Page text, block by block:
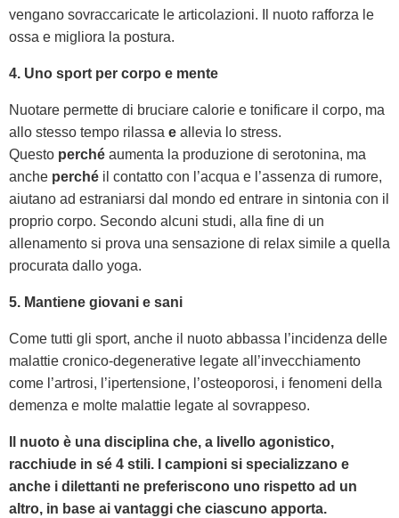
vengano sovraccaricate le articolazioni. Il nuoto rafforza le
ossa e migliora la postura.
4. Uno sport per corpo e mente
Nuotare permette di bruciare calorie e tonificare il corpo, ma
allo stesso tempo rilassa e allevia lo stress.
Questo perché aumenta la produzione di serotonina, ma
anche perché il contatto con l’acqua e l’assenza di rumore,
aiutano ad estraniarsi dal mondo ed entrare in sintonia con il
proprio corpo. Secondo alcuni studi, alla fine di un
allenamento si prova una sensazione di relax simile a quella
procurata dallo yoga.
5. Mantiene giovani e sani
Come tutti gli sport, anche il nuoto abbassa l’incidenza delle
malattie cronico-degenerative legate all’invecchiamento
come l’artrosi, l’ipertensione, l’osteoporosi, i fenomeni della
demenza e molte malattie legate al sovrappeso.
Il nuoto è una disciplina che, a livello agonistico,
racchiude in sé 4 stili. I campioni si specializzano e
anche i dilettanti ne preferiscono uno rispetto ad un
altro, in base ai vantaggi che ciascuno apporta.